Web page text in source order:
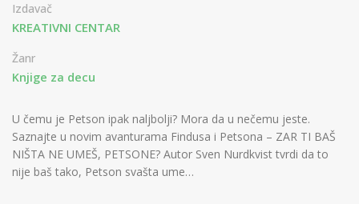
Izdavač
KREATIVNI CENTAR
Žanr
Knjige za decu
U čemu je Petson ipak naljbolji? Mora da u nečemu jeste.
Saznajte u novim avanturama Findusa i Petsona – ZAR TI BAŠ
NIŠTA NE UMEŠ, PETSONE? Autor Sven Nurdkvist tvrdi da to
nije baš tako, Petson svašta ume…